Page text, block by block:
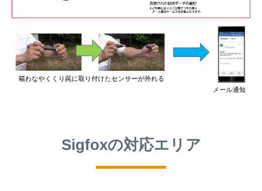
Sigfoxの対応エリア